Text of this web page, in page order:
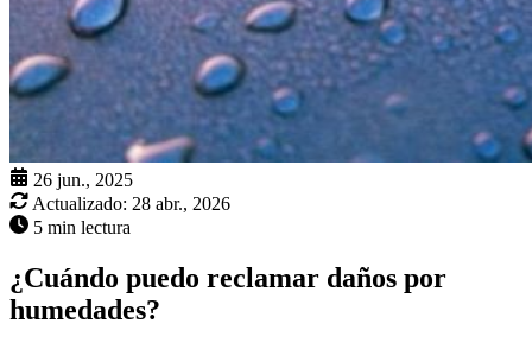
26 jun., 2025
Actualizado: 28 abr., 2026
5 min lectura
¿Cuándo puedo reclamar daños por
humedades?